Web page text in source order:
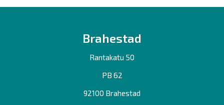
Brahestad
Rantakatu 50
PB 62
92100 Brahestad